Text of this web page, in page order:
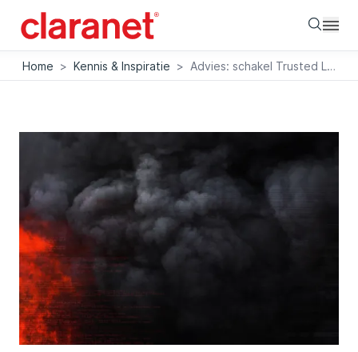
Home > Kennis & Inspiratie > Advies: schakel Trusted Locations uit!